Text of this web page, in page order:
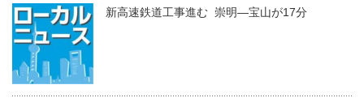
新高速鉄道工事進む 崇明―宝山が17分